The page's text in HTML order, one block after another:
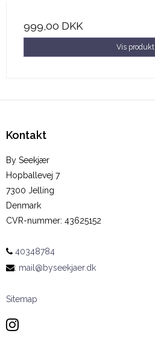
999,00 DKK
Vis produkt
Kontakt
By Seekjær
Hopballevej 7
7300 Jelling
Denmark
CVR-nummer: 43625152
40348784
: mail@byseekjaer.dk
Sitemap